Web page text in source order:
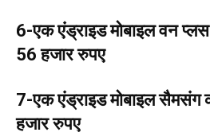
6-एक एंड्राइड मोबाइल वन
56 हजार रुपए
7-एक एंड्राइड मोबाइल सैमसंग
हजार रुपए